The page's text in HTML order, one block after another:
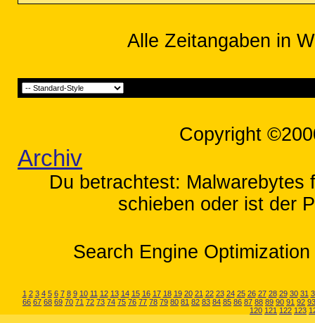
Alle Zeitangaben in
Copyright
Archiv
Du betrachtest: Malwarebytes
schieben oder ist der
Search Engine
1 2 3 4 5 6 7 8 9 10 11 12 13 14 15 16 17 18 19 20 21 22 23 24 25 26 27 28 29 30 31
66 67 68 69 70 71 72 73 74 75 76 77 78 79 80 81 82 83 84 85 86 87 88 89 90 91 92 93
120 121 122 123